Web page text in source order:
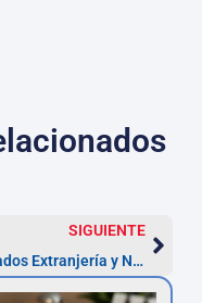
SIGUIENTE
Abogados Extranjería y Nacionalidad en Terrassa — Plazo 1 mes